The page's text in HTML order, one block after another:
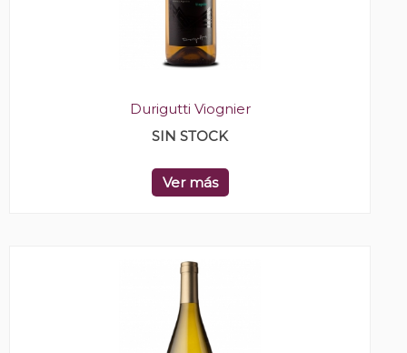
Durigutti Viognier
SIN STOCK
Ver más